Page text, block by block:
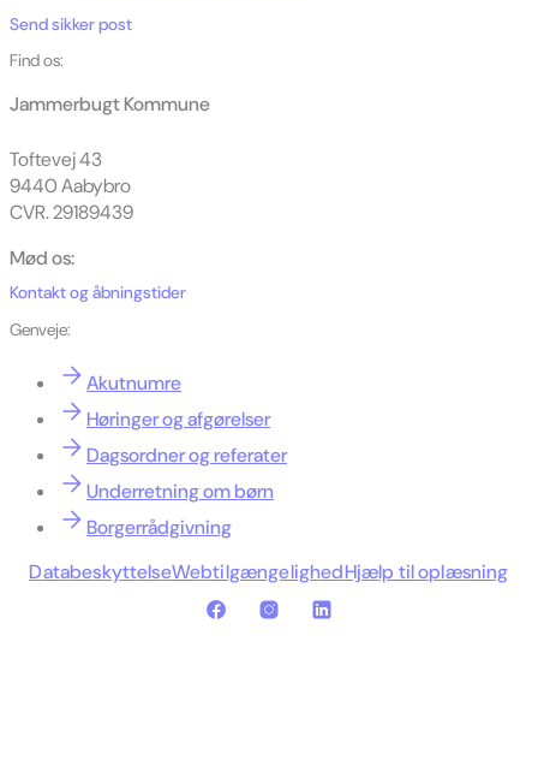
Send sikker post
Find os:
Jammerbugt Kommune
Toftevej 43
9440 Aabybro
CVR. 29189439
Mød os:
Kontakt og åbningstider
Genveje:
Akutnumre
Høringer og afgørelser
Dagsordner og referater
Underretning om børn
Borgerrådgivning
DatabeskyttelseWebtilgængelighedHjælp til oplæsning